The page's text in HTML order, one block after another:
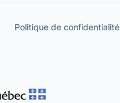
Politique de confidentialité